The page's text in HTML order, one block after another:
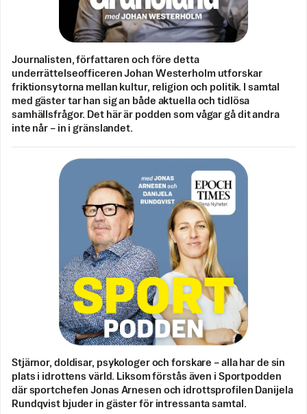
Journalisten, författaren och före detta
underrättelseofficeren Johan Westerholm utforskar
friktionsytorna mellan kultur, religion och politik. I samtal
med gäster tar han sig an både aktuella och tidlösa
samhällsfrågor. Det här är podden som vågar gå dit andra
inte når – in i gränslandet.
Stjärnor, doldisar, psykologer och forskare – alla har de sin
plats i idrottens värld. Liksom förstås även i Sportpodden
där sportchefen Jonas Arnesen och idrottsprofilen Danijela
Rundqvist bjuder in gäster för intressanta samtal.